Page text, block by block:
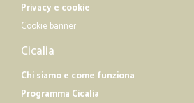
Privacy e cookie
Cookie banner
Cicalia
Chi siamo e come funziona
Programma Cicalia